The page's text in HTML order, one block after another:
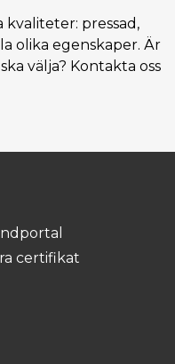
pressad,
olika egenskaper. Är
välja? Kontakta oss
certifikat